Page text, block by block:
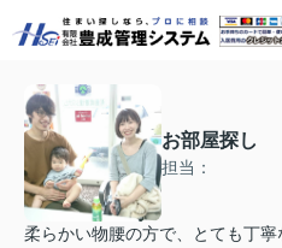
お部屋探し
担当：
柔らかい物腰の方で、とても丁